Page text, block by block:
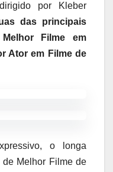
por Kleber
das principais
Filme em
Ator em Filme de
o longa
Melhor Filme de